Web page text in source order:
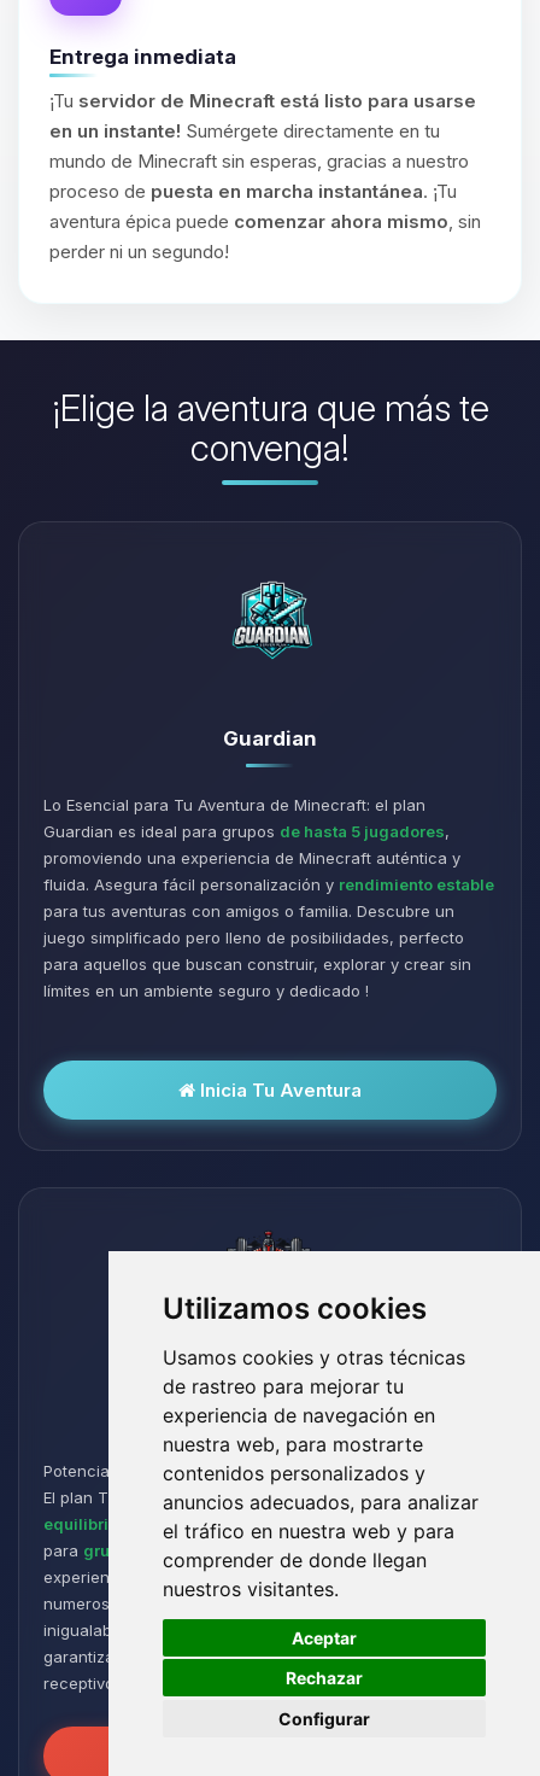
Utilizamos cookies
Usamos cookies y otras técnicas
de rastreo para mejorar tu
experiencia de navegación en
nuestra web, para mostrarte
contenidos personalizados y
anuncios adecuados, para analizar
el tráfico en nuestra web y para
comprender de donde llegan
nuestros visitantes.
Aceptar
Rechazar
Configurar
Entrega inmediata
¡Tu servidor de Minecraft está listo para usarse
en un instante! Sumérgete directamente en tu
mundo de Minecraft sin esperas, gracias a nuestro
proceso de puesta en marcha instantánea. ¡Tu
aventura épica puede comenzar ahora mismo , sin
perder ni un segundo!
¡Elige la aventura que más te
convenga!
Guardian
Lo Esencial para Tu Aventura de Minecraft: el plan
Guardian es ideal para grupos de hasta 5 jugadores,
promoviendo una experiencia de Minecraft auténtica y
fluida. Asegura fácil personalización y rendimiento estable
para tus aventuras con amigos o familia. Descubre un
juego simplificado pero lleno de posibilidades, perfecto
para aquellos que buscan construir, explorar y crear sin
límites en un ambiente seguro y dedicado !
Inicia Tu Aventura
Titan
Potencia y Resistencia para los Aventureros de Minecraft:
El plan Titan está diseñado para jugadores que buscan un
equilibrio perfecto entre rendimiento y flexibilidad. Ideal
para grupos de tamaño medio a grande , ofrece una
experiencia de juego fluida y receptiva, incluso con
numerosos plugins y modpacks. Disfruta de una estabilidad
inigualable para sesiones de juego intensas y prolongadas,
garantizando que tus mundos permanezcan robustos y
receptivos!
🍪